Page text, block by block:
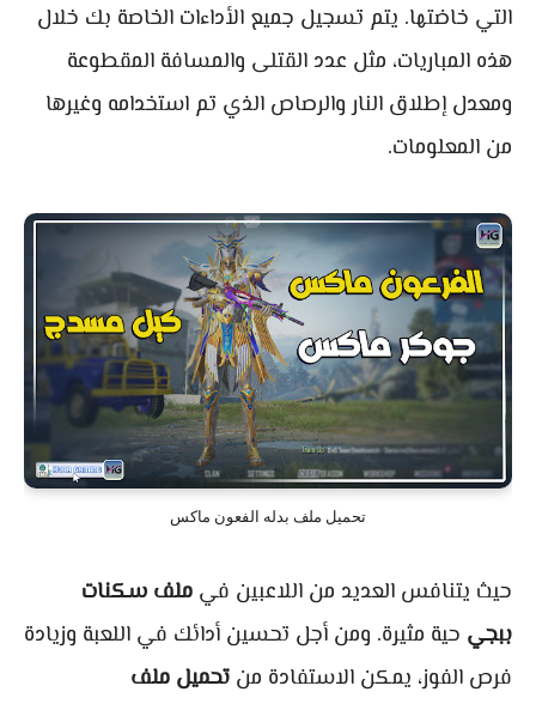
التي خاضتها. يتم تسجيل جميع الأداءات الخاصة بك خلال
هذه المباريات، مثل عدد القتلى والمسافة المقطوعة
ومعدل إطلاق النار والرصاص الذي تم استخدامه وغيرها
من المعلومات.
تحميل ملف بدله الفعون ماكس
حيث يتنافس العديد من اللاعبين في ملف سكنات
ببجي حية مثيرة. ومن أجل تحسين أدائك في اللعبة وزيادة
فرص الفوز، يمكن الاستفادة من تحميل ملف